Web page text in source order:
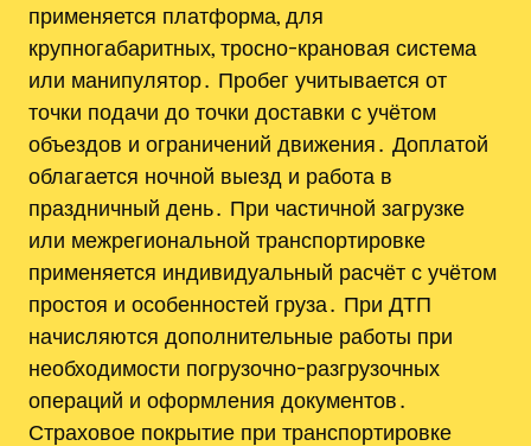
применяется платформа, для
крупногабаритных, тросно-крановая система
или манипулятор․ Пробег учитывается от
точки подачи до точки доставки с учётом
объездов и ограничений движения․ Доплатой
облагается ночной выезд и работа в
праздничный день․ При частичной загрузке
или межрегиональной транспортировке
применяется индивидуальный расчёт с учётом
простоя и особенностей груза․ При ДТП
начисляются дополнительные работы при
необходимости погрузочно-разгрузочных
операций и оформления документов․
Страховое покрытие при транспортировке